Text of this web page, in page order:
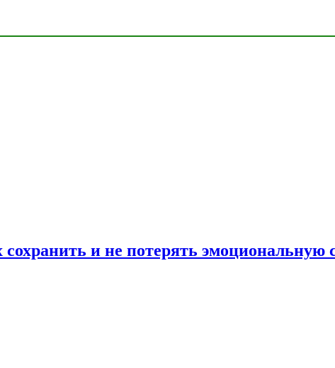
и не потерять